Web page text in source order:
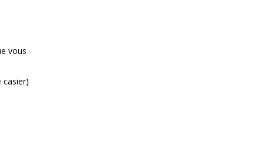
vous
casier)